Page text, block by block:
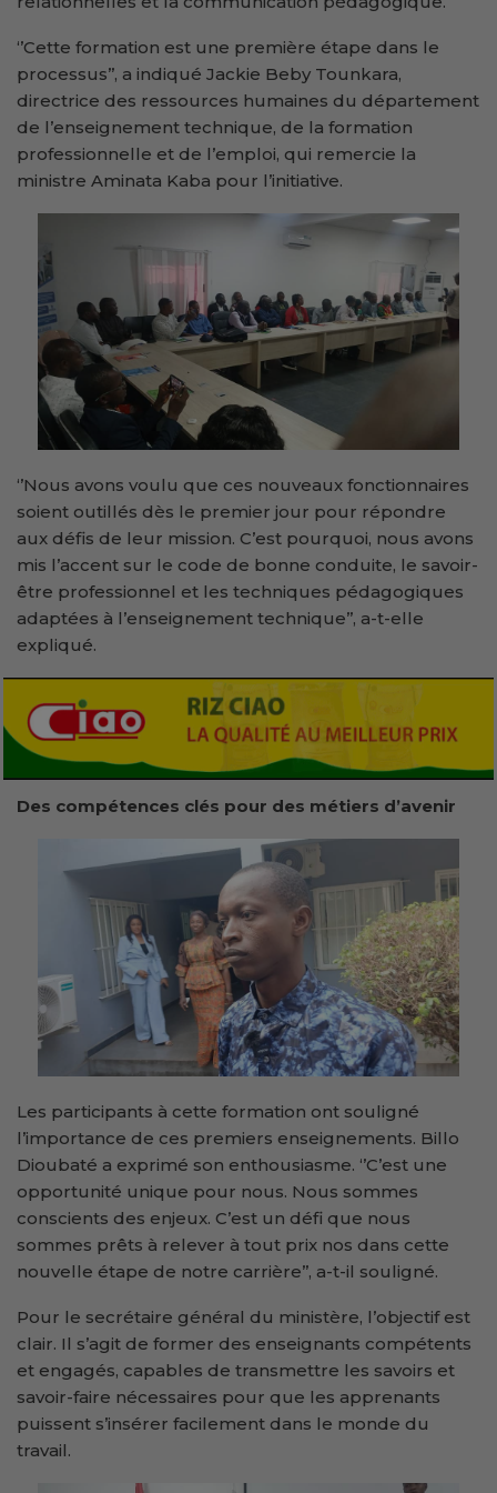
‘’Cette formation est une première étape dans le
processus’’, a indiqué Jackie Beby Tounkara,
directrice des ressources humaines du département
de l’enseignement technique, de la formation
professionnelle et de l’emploi, qui remercie la
ministre Aminata Kaba pour l’initiative.
‘’Nous avons voulu que ces nouveaux fonctionnaires
soient outillés dès le premier jour pour répondre
aux défis de leur mission. C’est pourquoi, nous avons
mis l’accent sur le code de bonne conduite, le savoir-
être professionnel et les techniques pédagogiques
adaptées à l’enseignement technique’’, a-t-elle
expliqué.
Des compétences clés pour des métiers d’avenir
Les participants à cette formation ont souligné
l’importance de ces premiers enseignements. Billo
Dioubaté a exprimé son enthousiasme. ‘’C’est une
opportunité unique pour nous. Nous sommes
conscients des enjeux. C’est un défi que nous
sommes prêts à relever à tout prix nos dans cette
nouvelle étape de notre carrière’’, a-t-il souligné.
Pour le secrétaire général du ministère, l’objectif est
clair. Il s’agit de former des enseignants compétents
et engagés, capables de transmettre les savoirs et
savoir-faire nécessaires pour que les apprenants
puissent s’insérer facilement dans le monde du
travail.